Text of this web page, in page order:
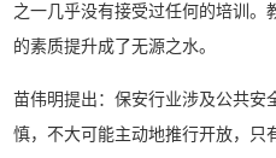
之一几乎没有接受过任何的培训。
的素质提升成了无源之水。
苗伟明提出：保安行业涉及公共安
慎，不大可能主动地推行开放，只